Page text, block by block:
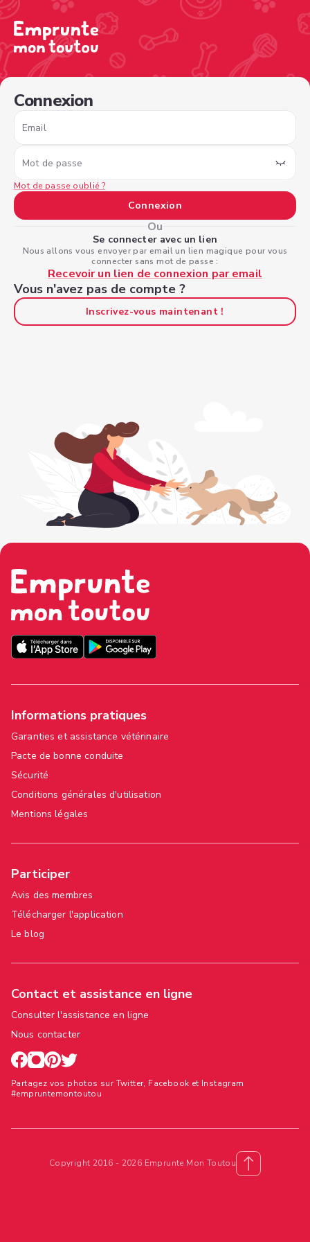
Connexion
Email
Mot de passe
Mot de passe oublié ?
Connexion
Ou
Se connecter avec un lien
Nous allons vous envoyer par email un lien magique pour vous
connecter sans mot de passe :
Recevoir un lien de connexion par email
Vous n'avez pas de compte ?
Inscrivez-vous maintenant !
Informations pratiques
Garanties et assistance vétérinaire
Pacte de bonne conduite
Sécurité
Conditions générales d'utilisation
Mentions légales
Participer
Avis des membres
Télécharger l'application
Le blog
Contact et assistance en ligne
Consulter l'assistance en ligne
Nous contacter
Partagez vos photos sur Twitter, Facebook et Instagram
#empruntemontoutou
Copyright 2016 - 2026 Emprunte Mon Toutou
/sign-in?nextPage=%2Fview-profile%2F48ff6b62-764a-